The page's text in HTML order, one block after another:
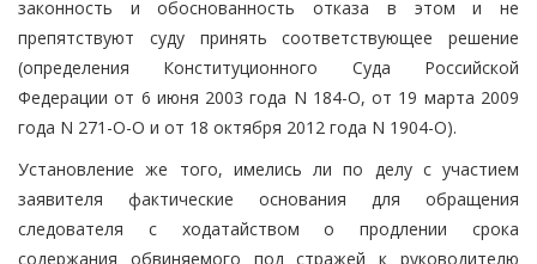
законность и обоснованность отказа в этом и не
препятствуют суду принять соответствующее решение
(определения Конституционного Суда Российской
Федерации от 6 июня 2003 года N 184-О, от 19 марта 2009
года N 271-О-О и от 18 октября 2012 года N 1904-О).
Установление же того, имелись ли по делу с участием
заявителя фактические основания для обращения
следователя с ходатайством о продлении срока
содержания обвиняемого под стражей к руководителю